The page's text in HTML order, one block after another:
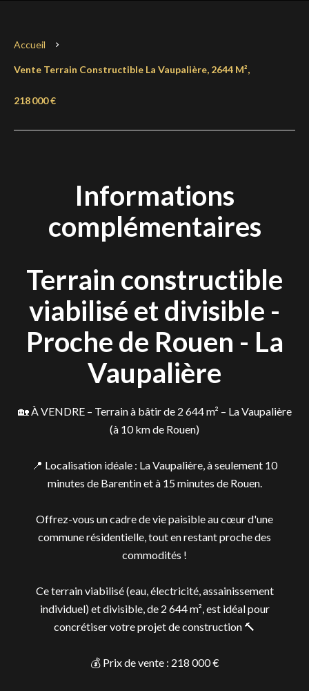
Accueil
Vente Terrain Constructible La Vaupalière, 2644 M²,
218 000 €
Informations
complémentaires
Terrain constructible
viabilisé et divisible -
Proche de Rouen - La
Vaupalière
🏡 À VENDRE – Terrain à bâtir de 2 644 m² – La Vaupalière
(à 10 km de Rouen)
📍 Localisation idéale : La Vaupalière, à seulement 10
minutes de Barentin et à 15 minutes de Rouen.
Offrez-vous un cadre de vie paisible au cœur d'une
commune résidentielle, tout en restant proche des
commodités !
Ce terrain viabilisé (eau, électricité, assainissement
individuel) et divisible, de 2 644 m², est idéal pour
concrétiser votre projet de construction 🔨
💰 Prix de vente : 218 000 €